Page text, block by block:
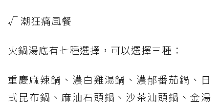
√ 潮狂痛風餐
火鍋湯底有七種選擇，可以選擇三種：
重慶麻辣鍋、濃白雞湯鍋、濃郁番茄鍋、日
式昆布鍋、麻油石頭鍋、沙茶汕頭鍋、金湯